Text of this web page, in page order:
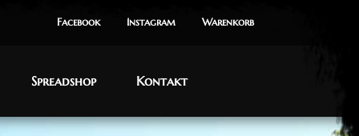
Facebook Instagram Warenkorb
Spreadshop Kontakt